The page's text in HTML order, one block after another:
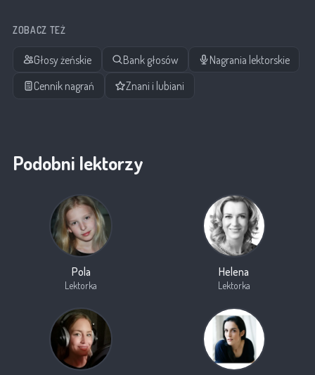
ZOBACZ TEŻ
Głosy żeńskie Bank głosów
Nagrania lektorskie
Cennik nagrań
Znani i lubiani
Podobni lektorzy
Pola
Lektorka
Helena
Lektorka